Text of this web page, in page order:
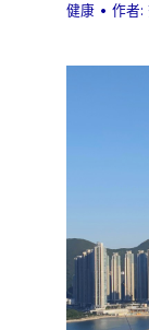
健康 • 作者: